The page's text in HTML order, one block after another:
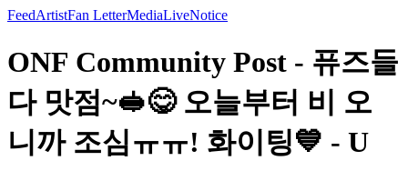
FeedArtistFan LetterMediaLiveNotice
ONF Community Post - 퓨즈들
다 맛점~🥪😋 오늘부터 비 오
니까 조심ㅠㅠ! 화이팅💙 - U